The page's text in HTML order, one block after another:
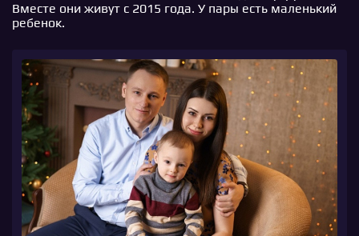
Вместе они живут с 2015 года. У пары есть маленький
ребенок.